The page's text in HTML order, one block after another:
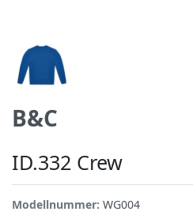
B&C
ID.332 Crew
Modellnummer: WG004